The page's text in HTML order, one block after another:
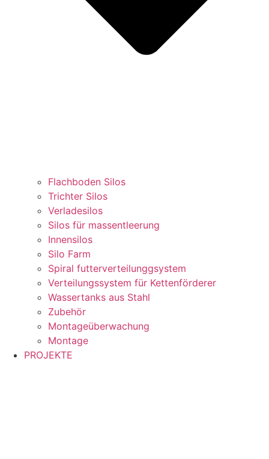
Flachboden Silos
Trichter Silos
Verladesilos
Silos für massentleerung
Innensilos
Silo Farm
Spiral futterverteilunggsystem
Verteilungssystem für Kettenförderer
Wassertanks aus Stahl
Zubehör
Montageüberwachung
Montage
PROJEKTE